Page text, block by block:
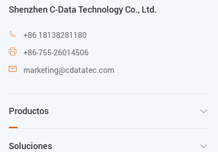
Shenzhen C-Data Technology Co., Ltd.
 +86 18138281180
 +86-755-26014506
 marketing@cdatatec.com
Productos 
Soluciones 